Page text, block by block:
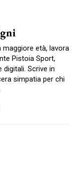
età, lavora
Pistoia Sport,
Scrive in
simpatia per chi